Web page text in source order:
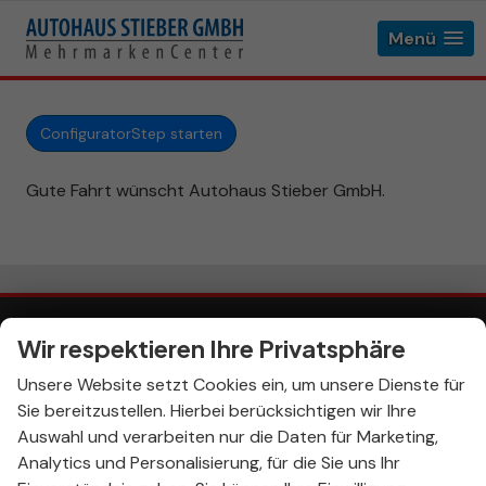
Menü
ConfiguratorStep starten
Gute Fahrt wünscht Autohaus Stieber GmbH.
AGB
Widerrufsbelehrung
Informationen zur Barrierefreiheit
Wir respektieren Ihre Privatsphäre
Unsere Website setzt Cookies ein, um unsere Dienste für
Sie bereitzustellen. Hierbei berücksichtigen wir Ihre
Auswahl und verarbeiten nur die Daten für Marketing,
Analytics und Personalisierung, für die Sie uns Ihr